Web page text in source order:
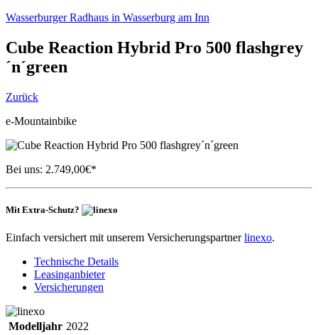
Wasserburger Radhaus in Wasserburg am Inn
Cube Reaction Hybrid Pro 500 flashgrey
´n´green
Zurück
e-Mountainbike
Bei uns: 2.749,00€*
Mit Extra-Schutz?
Einfach versichert mit unserem Versicherungspartnerlinexo.
Technische Details
Leasinganbieter
Versicherungen
Modelljahr 2022